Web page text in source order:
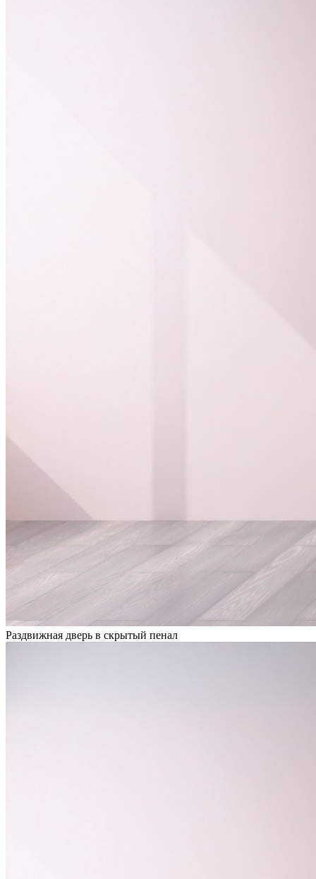
Раздвижная дверь в скрытый пенал